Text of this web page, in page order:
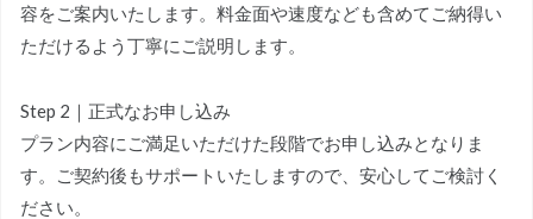
容をご案内いたします。料金面や速度なども含めてご納得い
ただけるよう丁寧にご説明します。
Step 2｜正式なお申し込み
プラン内容にご満足いただけた段階でお申し込みとなりま
す。ご契約後もサポートいたしますので、安心してご検討く
ださい。